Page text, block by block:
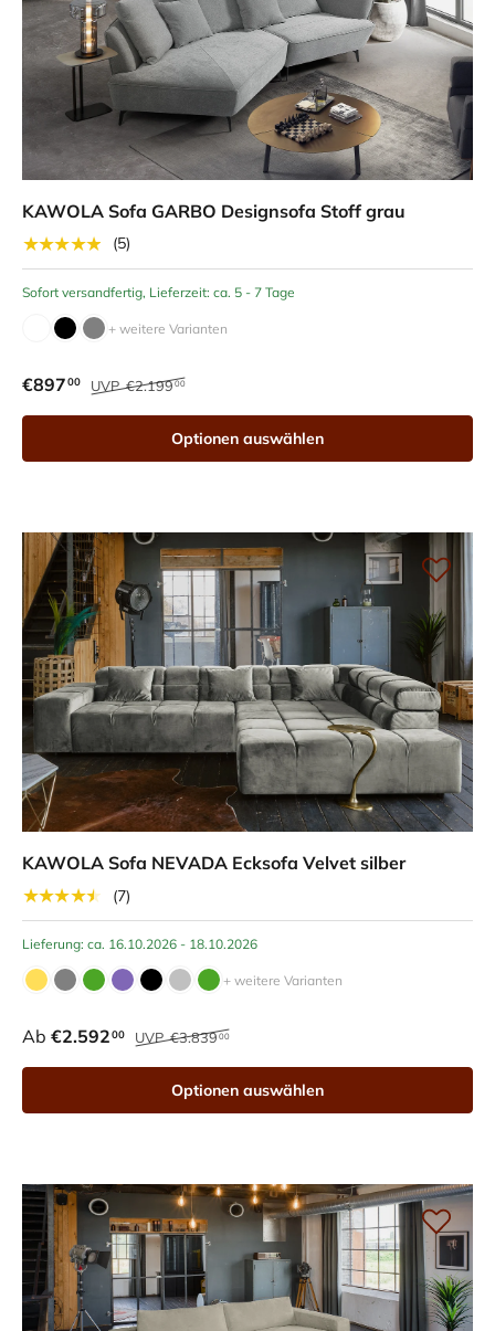
KAWOLA Sofa GARBO Designsofa Stoff grau
★★★★★
(5)
Sofort versandfertig, Lieferzeit: ca. 5 - 7 Tage
+ weitere Varianten
€89700 UVP€2.19900
Optionen auswählen
KAWOLA Sofa NEVADA Ecksofa Velvet silber
★★★★★
(7)
Lieferung: ca. 16.10.2026 - 18.10.2026
+ weitere Varianten
Ab €2.59200 UVP€3.83900
Optionen auswählen